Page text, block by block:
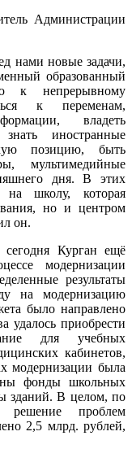
Администрации
нами новые задачи,
образованный
к непрерывному
к переменам,
владеть
иностранные
позицию, быть
мультимедийные
дня. В этих
на школу, которая
но и центром
он.
Курган ещё
модернизации
результаты
на модернизацию
было направлено
удалось приобрести
для учебных
кабинетов,
модернизации была
фонды школьных
зданий. В целом, по
проблем
2,5 млрд. рублей,